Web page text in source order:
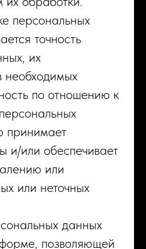
персональных
точность
их
необходимых
по отношению к
принимает
и/или обеспечивает
или
или неточных
данных
позволяющей